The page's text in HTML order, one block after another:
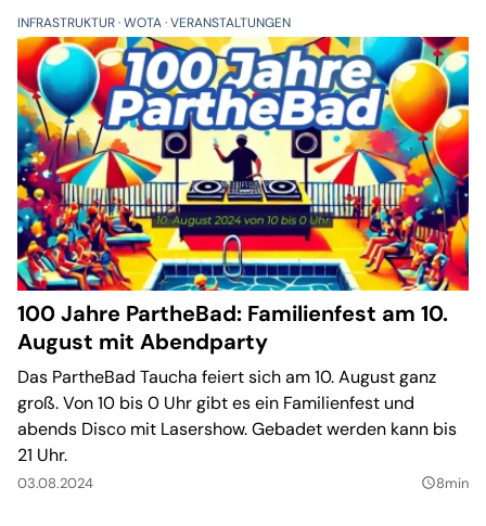
INFRASTRUKTUR WOTA VERANSTALTUNGEN
100 Jahre PartheBad: Familienfest am 10.
August mit Abendparty
Das PartheBad Taucha feiert sich am 10. August ganz
groß. Von 10 bis 0 Uhr gibt es ein Familienfest und
abends Disco mit Lasershow. Gebadet werden kann bis
21 Uhr.
03.08.2024 query_builder8min